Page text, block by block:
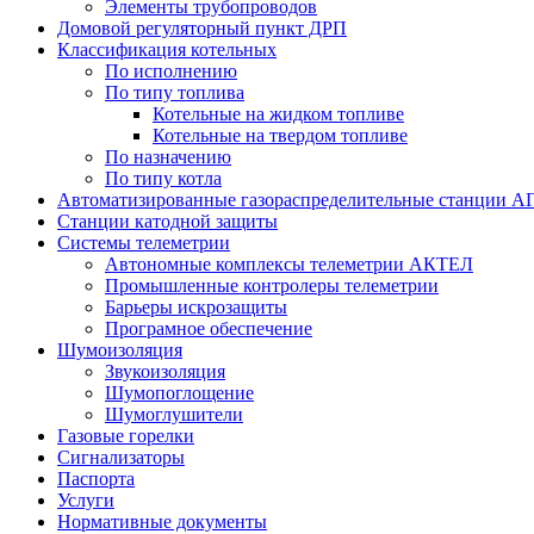
Элементы трубопроводов
Домовой регуляторный пункт ДРП
Классификация котельных
По исполнению
По типу топлива
Котельные на жидком топливе
Котельные на твердом топливе
По назначению
По типу котла
Автоматизированные газораспределительные станции
Станции катодной защиты
Системы телеметрии
Автономные комплексы телеметрии АКТЕЛ
Промышленные контролеры телеметрии
Барьеры искрозащиты
Програмное обеспечение
Шумоизоляция
Звукоизоляция
Шумопоглощение
Шумоглушители
Газовые горелки
Сигнализаторы
Паспорта
Услуги
Нормативные документы